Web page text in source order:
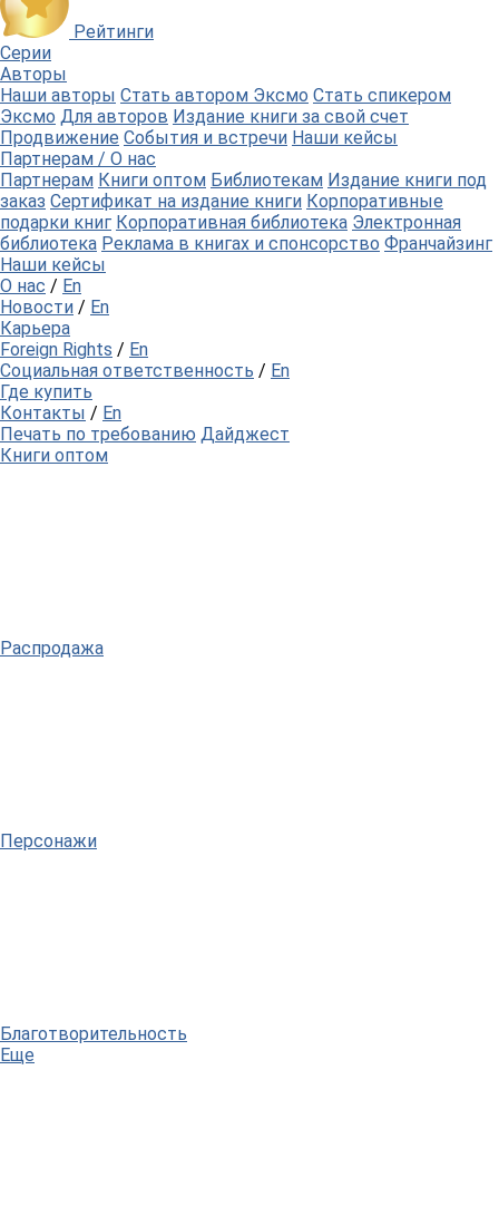
Рейтинги
Серии
Авторы
Наши авторы Стать автором Эксмо Стать спикером
Эксмо Для авторов Издание книги за свой счет
Продвижение События и встречи Наши кейсы
Партнерам / О нас
Партнерам Книги оптом Библиотекам Издание книги под
заказ Сертификат на издание книги Корпоративные
подарки книг Корпоративная библиотека Электронная
библиотека Реклама в книгах и спонсорство Франчайзинг
Наши кейсы
О нас / En
Новости / En
Карьера
Foreign Rights / En
Социальная ответственность / En
Где купить
Контакты / En
Печать по требованию Дайджест
Книги оптом
Распродажа
Персонажи
Благотворительность
Еще